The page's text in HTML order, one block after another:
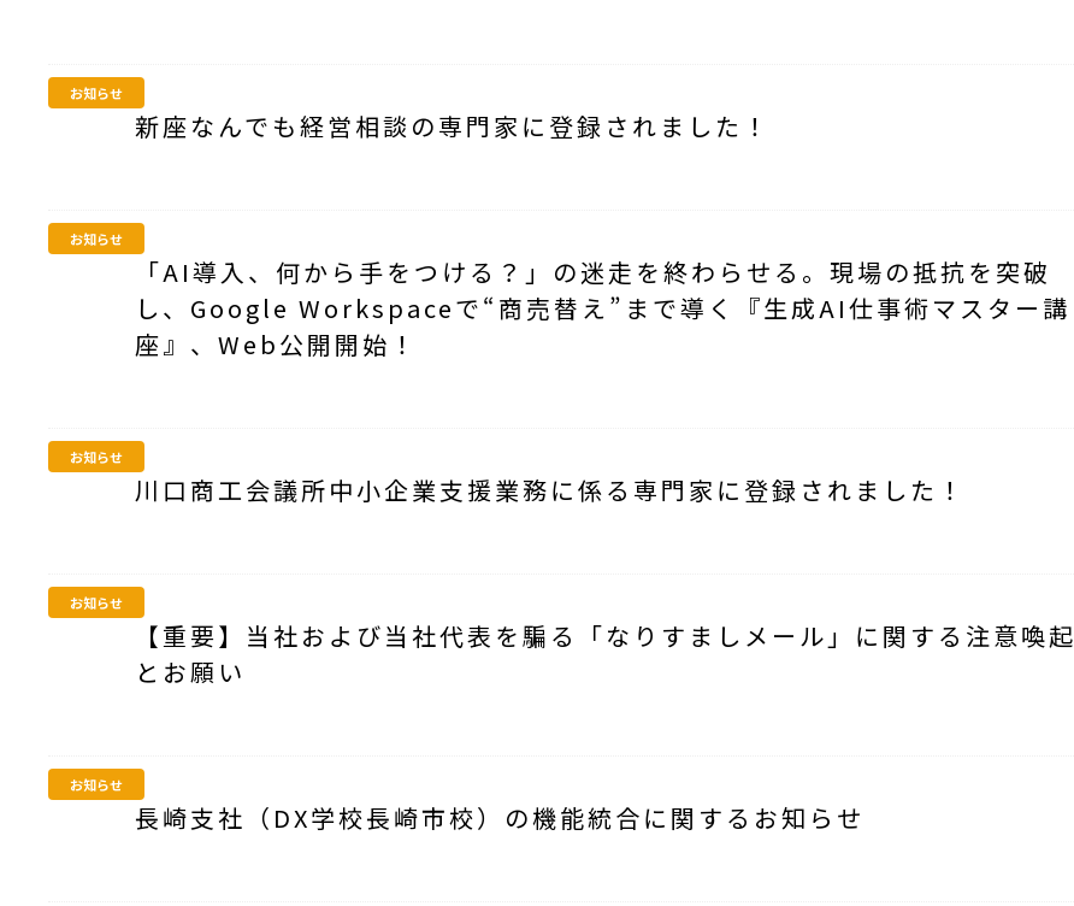
お知らせ
新座なんでも経営相談の専門家に登録されました！
お知らせ
「AI導入、何から手をつける？」の迷走を終わらせる。現場の抵抗を突破
し、Google Workspaceで“商売替え”まで導く『生成AI仕事術マスター講
座』、Web公開開始！
お知らせ
川口商工会議所中小企業支援業務に係る専門家に登録されました！
お知らせ
【重要】当社および当社代表を騙る「なりすましメール」に関する注意喚起
とお願い
お知らせ
長崎支社（DX学校長崎市校）の機能統合に関するお知らせ